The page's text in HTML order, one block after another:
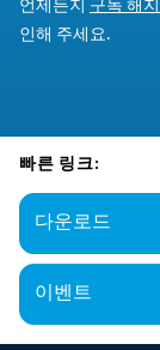
언제든지 구독 해지
인해 주세요.
빠른 링크:
다운로드
이벤트